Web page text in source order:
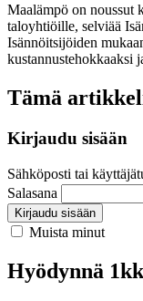
Maalämpö on noussut
taloyhtiöille, selviää
Isännöitsijöiden
kustannustehokkaaksi
Tämä
Kirjaudu sisään
Sähköposti tai
Salasana
Kirjaudu sisään
Muista minut
Hyödynnä